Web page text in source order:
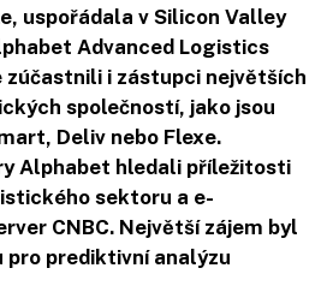
uspořádala v Silicon Valley
Advanced Logistics
i zástupci největších
společností, jako jsou
Deliv nebo Flexe.
Alphabet hledali příležitosti
sektoru a e-
CNBC. Největší zájem byl
pro prediktivní analýzu